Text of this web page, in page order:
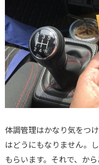
体調管理はかなり気をつ
はどうにもなりません。
もらいます。それで、か